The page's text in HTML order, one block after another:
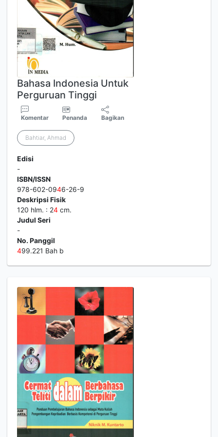
Bahasa Indonesia Untuk
Perguruan Tinggi
Komentar Penanda Bagikan
Bahtiar, Ahmad
Edisi
-
ISBN/ISSN
978-602-0946-26-9
Deskripsi Fisik
120 hlm. : 24 cm.
Judul Seri
-
No. Panggil
499.221 Bah b